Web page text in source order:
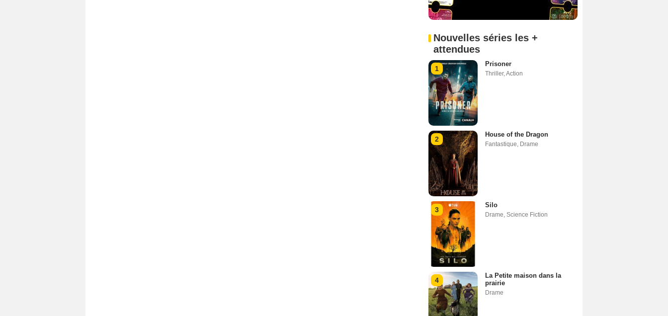
Nouvelles séries les +
attendues
1
Prisoner
Thriller,Action
2
House of the Dragon
Fantastique, Drame
3
Silo
Drame, Science Fiction
4
La Petite maison dans la
prairie
Drame